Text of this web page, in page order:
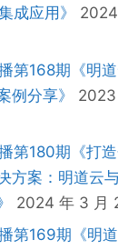
成应用》
第168期《明
例分享》
2023
第180期《打
方案：明道云
2024 年 3 月
第169期《明